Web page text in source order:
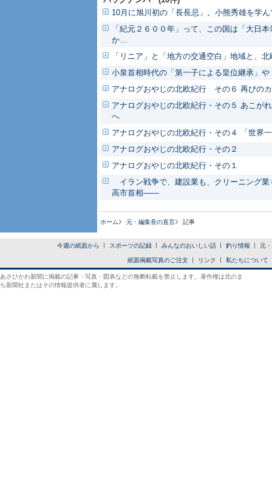
10月に旭川初の「長長忌」。小熊秀雄を学
「紀元２６００年」って、この国は「大日
か…
「リニア」と「地方の交通空白」地域と、
小泉首相時代の「第一子による皇位継承」
アナログおやじの北欧紀行 その６ 再びの
アナログおやじの北欧紀行・その５ あこが
へ
アナログおやじの北欧紀行・その４ 「世界
アナログおやじの北欧紀行・その２
アナログおやじの北欧紀行・その１
イラン戦争で、建設業も、クリーニング
高市首相――
ホーム 元・編集長の直言 記事
今週の紙面から スポーツの記録 みんなのおいしい話 釣り情報 元
紙面掲載写真のご注文 リンク 私たちについて
あさひかわ新聞に掲載の記事・写真・図表などの無断転載を禁止します。著作権は北のま
ち新聞社またはその情報提供者に属します。